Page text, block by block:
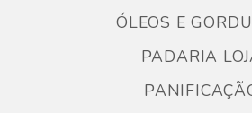
ÓLEOS E
PADARIA